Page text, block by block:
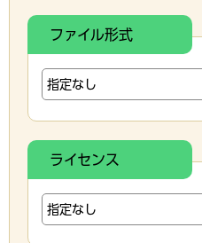
ファイル形式
ライセンス